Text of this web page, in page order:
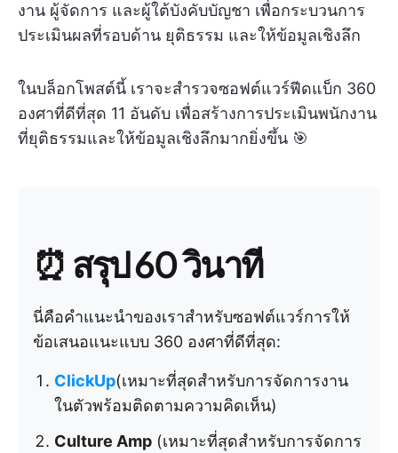
งาน ผู้จัดการ และผู้ใต้บังคับบัญชา เพื่อกระบวนการ
ประเมินผลที่รอบด้าน ยุติธรรม และให้ข้อมูลเชิงลึก
ในบล็อกโพสต์นี้ เราจะสำรวจซอฟต์แวร์ฟีดแบ็ก 360
องศาที่ดีที่สุด 11 อันดับ เพื่อสร้างการประเมินพนักงาน
ที่ยุติธรรมและให้ข้อมูลเชิงลึกมากยิ่งขึ้น 🎯
⏰ สรุป 60 วินาที
นี่คือคำแนะนำของเราสำหรับซอฟต์แวร์การให้
ข้อเสนอแนะแบบ 360 องศาที่ดีที่สุด:
ClickUp(เหมาะที่สุดสำหรับการจัดการงาน
ในตัวพร้อมติดตามความคิดเห็น)
Culture Amp (เหมาะที่สุดสำหรับการจัดการ